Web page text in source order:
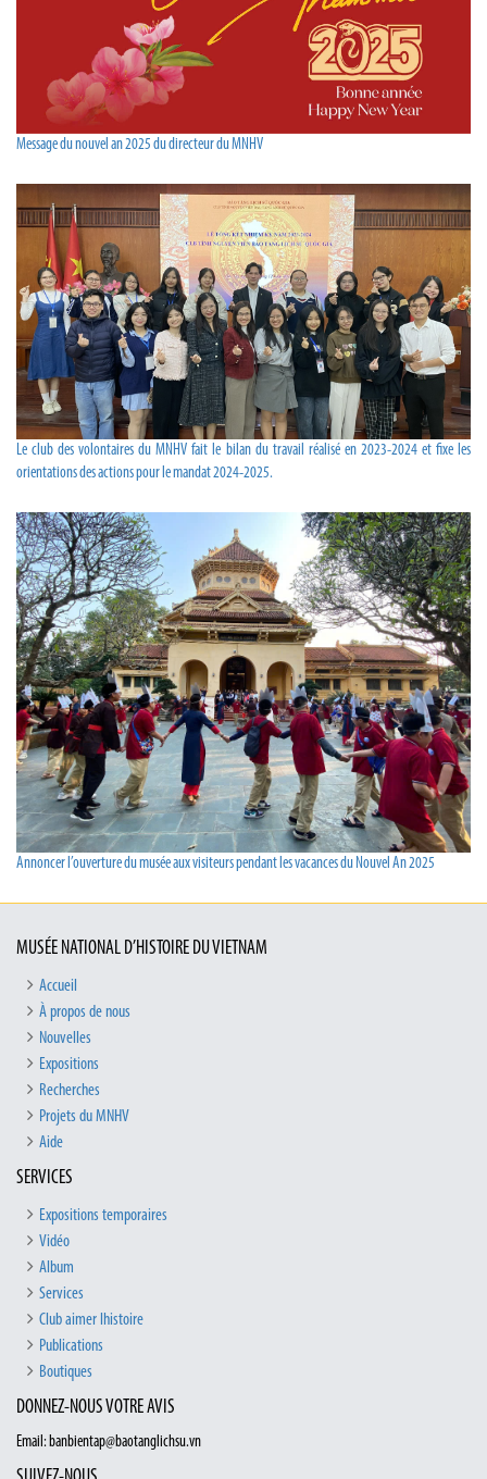
Message du nouvel an 2025 du directeur du MNHV
Le club des volontaires du MNHV fait le bilan du travail réalisé en 2023-2024 et fixe les
orientations des actions pour le mandat 2024-2025.
Annoncer l’ouverture du musée aux visiteurs pendant les vacances du Nouvel An 2025
MUSÉE NATIONAL D’HISTOIRE DU VIETNAM
Accueil
À propos de nous
Nouvelles
Expositions
Recherches
Projets du MNHV
Aide
SERVICES
Expositions temporaires
Vidéo
Album
Services
Club aimer lhistoire
Publications
Boutiques
DONNEZ-NOUS VOTRE AVIS
Email: banbientap@baotanglichsu.vn